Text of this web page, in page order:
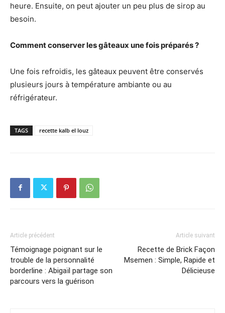
heure. Ensuite, on peut ajouter un peu plus de sirop au
besoin.
Comment conserver les gâteaux une fois préparés ?
Une fois refroidis, les gâteaux peuvent être conservés
plusieurs jours à température ambiante ou au
réfrigérateur.
TAGS recette kalb el louz
Article précédent
Témoignage poignant sur le
trouble de la personnalité
borderline : Abigaïl partage son
parcours vers la guérison
Article suivant
Recette de Brick Façon
Msemen : Simple, Rapide et
Délicieuse